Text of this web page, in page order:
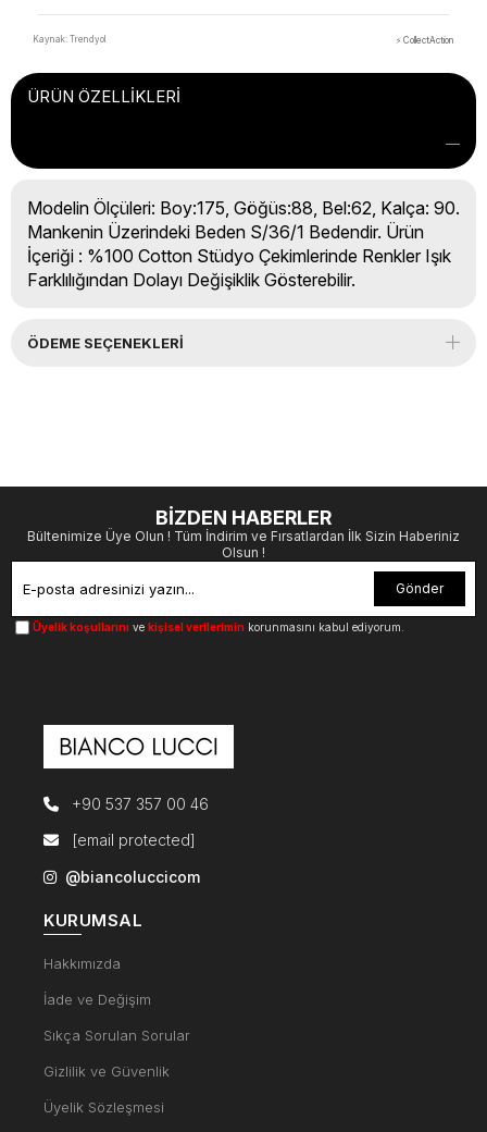
Kaynak: Trendyol ⚡ CollectAction
ÜRÜN ÖZELLIKLERI
Modelin Ölçüleri: Boy:175, Göğüs:88, Bel:62, Kalça: 90.
Mankenin Üzerindeki Beden S/36/1 Bedendir. Ürün
İçeriği : %100 Cotton Stüdyo Çekimlerinde Renkler Işık
Farklılığından Dolayı Değişiklik Gösterebilir.
ÖDEME SEÇENEKLERI
BİZDEN HABERLER
Bültenimize Üye Olun ! Tüm İndirim ve Fırsatlardan İlk Sizin Haberiniz
Olsun !
Gönder
Üyelik koşullarını ve kişisel verilerimin korunmasını kabul ediyorum.
+90 537 357 00 46
[email protected]
@biancoluccicom
KURUMSAL
Hakkımızda
İade ve Değişim
Sıkça Sorulan Sorular
Gizlilik ve Güvenlik
Üyelik Sözleşmesi